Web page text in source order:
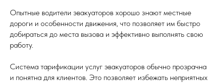
Опытные водители эвакуаторов хорошо знают местные
дороги и особенности движения, что позволяет им быстро
добираться до места вызова и эффективно выполнять свою
работу.
Система тарификации услуг эвакуаторов обычно прозрачна
и понятна для клиентов. Это позволяет избежать неприятных